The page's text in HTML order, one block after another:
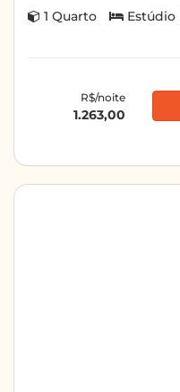
1 Quarto Estúdio
R$/noite
1.263,00